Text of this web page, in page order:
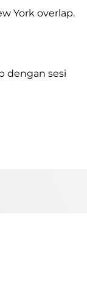
York overlap.
dengan sesi